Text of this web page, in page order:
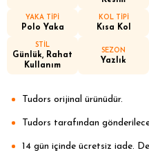
YAKA TİPİ
Polo Yaka
KOL TİPİ
Kısa Kol
STİL
Günlük, Rahat
Kullanım
SEZON
Yazlık
Tudors orijinal ürünüdür.
Tudors tarafından
14 gün içinde ücretsiz iade.